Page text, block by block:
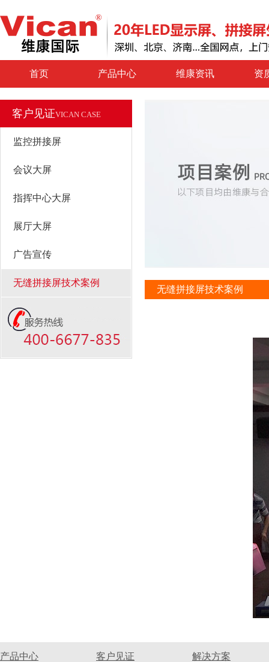
首页 产品中心 维康资讯 资
客户见证VICAN CASE
监控拼接屏
会议大屏
指挥中心大屏
展厅大屏
广告宣传
无缝拼接屏技术案例
无缝拼接屏技术案例
产品中心 客户见证 解决方案